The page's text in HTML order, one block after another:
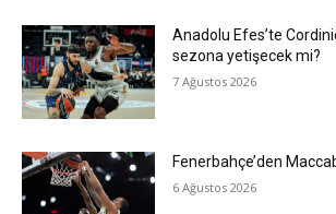
Anadolu Efes’te
sezona yetişecek mi?
7 Ağustos 2026
Fenerbahçe’den
6 Ağustos 2026